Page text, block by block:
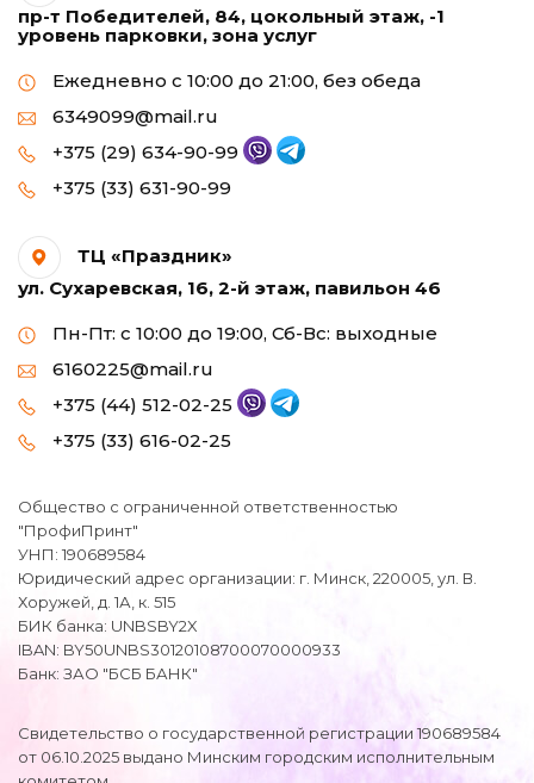
пр-т Победителей, 84, цокольный этаж, -1
уровень парковки, зона услуг
Ежедневно с 10:00 до 21:00, без обеда
6349099@mail.ru
+375 (29) 634-90-99
+375 (33) 631-90-99
ТЦ «Праздник»
ул. Сухаревская, 16, 2-й этаж, павильон 46
Пн-Пт: с 10:00 до 19:00, Сб-Вс: выходные
6160225@mail.ru
+375 (44) 512-02-25
+375 (33) 616-02-25
Общество с ограниченной ответственностью
"ПрофиПринт"
УНП: 190689584
Юридический адрес организации: г. Минск, 220005, ул. В.
Хоружей, д. 1А, к. 515
БИК банка: UNBSBY2X
IBAN: BY50UNBS30120108700070000933
Банк: ЗАО "БСБ БАНК"
Свидетельство о государственной регистрации 190689584
от 06.10.2025 выдано Минским городским исполнительным